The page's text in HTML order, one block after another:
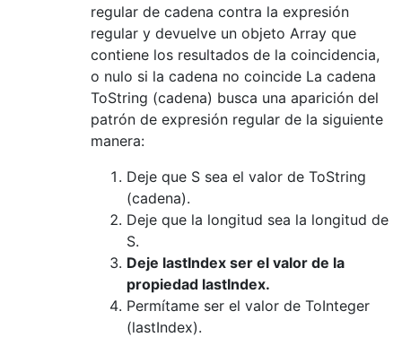
regular de cadena contra la expresión
regular y devuelve un objeto Array que
contiene los resultados de la coincidencia,
o nulo si la cadena no coincide La cadena
ToString (cadena) busca una aparición del
patrón de expresión regular de la siguiente
manera:
Deje que S sea el valor de ToString
(cadena).
Deje que la longitud sea la longitud de
S.
Deje lastIndex ser el valor de la
propiedad lastIndex.
Permítame ser el valor de ToInteger
(lastIndex).